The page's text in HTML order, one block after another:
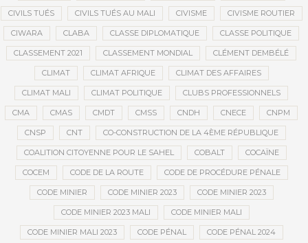
CIVILS TUÉS CIVILS TUÉS AU MALI CIVISME CIVISME ROUTIER
CIWARA CLABA CLASSE DIPLOMATIQUE CLASSE POLITIQUE
CLASSEMENT 2021 CLASSEMENT MONDIAL CLÉMENT DEMBÉLÉ
CLIMAT CLIMAT AFRIQUE CLIMAT DES AFFAIRES
CLIMAT MALI CLIMAT POLITIQUE CLUBS PROFESSIONNELS
CMA CMAS CMDT CMSS CNDH CNECE CNPM
CNSP CNT CO-CONSTRUCTION DE LA 4ÈME RÉPUBLIQUE
COALITION CITOYENNE POUR LE SAHEL COBALT COCAÏNE
COCEM CODE DE LA ROUTE CODE DE PROCÉDURE PÉNALE
CODE MINIER CODE MINIER 2023 CODE MINIER 2023
CODE MINIER 2023 MALI CODE MINIER MALI
CODE MINIER MALI 2023 CODE PÉNAL CODE PÉNAL 2024